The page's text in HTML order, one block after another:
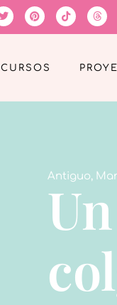
CURSOS
Antiguo,